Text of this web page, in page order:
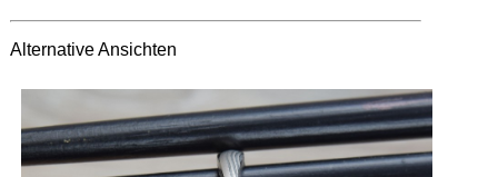
Alternative Ansichten